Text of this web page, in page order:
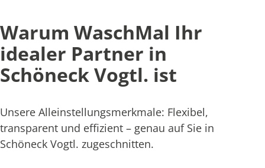
Warum WaschMal Ihr
idealer Partner in
Schöneck Vogtl. ist
Unsere Alleinstellungsmerkmale: Flexibel,
transparent und effizient – genau auf Sie in
Schöneck Vogtl. zugeschnitten.